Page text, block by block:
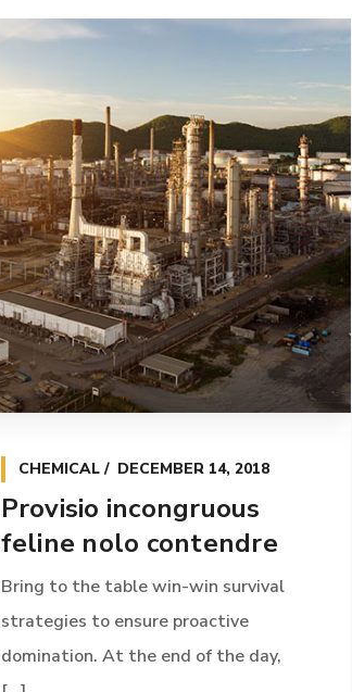
CHEMICAL DECEMBER 14, 2018
Provisio incongruous
feline nolo contendre
Bring to the table win-win survival
strategies to ensure proactive
domination. At the end of the day,